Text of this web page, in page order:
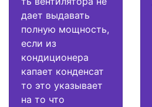
дает выдавать
полную мощность,
если из
кондиционера
капает конденсат
то это указывает
на то что